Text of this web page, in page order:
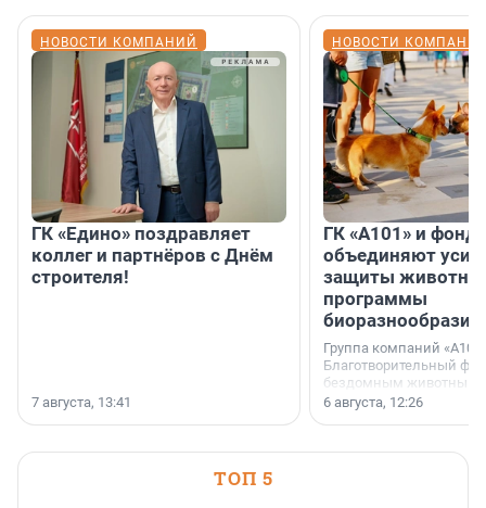
НОВОСТИ КОМПАНИЙ
ГК «Едино» поздравляет
коллег и партнёров с Днём
строителя!
7 августа, 13:41
НОВОСТИ
ГК «А101» и фонд
объединяют
защиты
программы
биоразнообразия
Группа компаний
Благотворительный
бездомным животным
заключили соглашение
6 августа, 12:26
ТОП 5